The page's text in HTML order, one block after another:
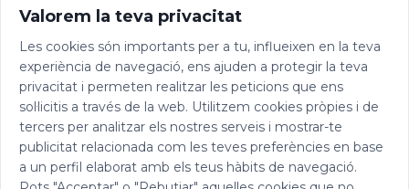
Valorem la teva privacitat
Les cookies són importants per a tu, influeixen en la teva
experiència de navegació, ens ajuden a protegir la teva
privacitat i permeten realitzar les peticions que ens
sol·licitis a través de la web. Utilitzem cookies pròpies i de
tercers per analitzar els nostres serveis i mostrar-te
publicitat relacionada com les teves preferències en base
a un perfil elaborat amb els teus hàbits de navegació.